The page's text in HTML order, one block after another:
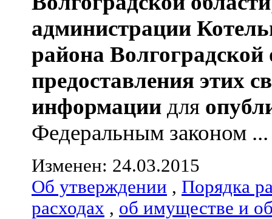
администрации
района Волгоградской
предоставления этих
информации для
Федеральным законом ...
Изменен: 24.03.2015
Об утверждении , Порядка
расходах , об имуществе и